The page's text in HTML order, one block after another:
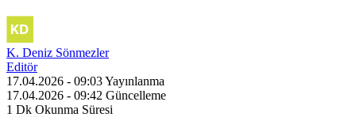
K. Deniz Sönmezler
Editör
17.04.2026 - 09:03Yayınlanma
17.04.2026 - 09:42 Güncelleme
1 Dk Okunma Süresi